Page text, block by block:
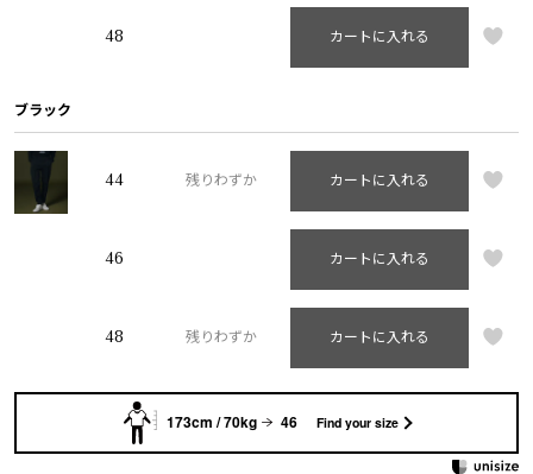
48 カートに入れる
ブラック
44 残りわずか カートに入れる
46 カートに入れる
48 残りわずか カートに入れる
173cm / 70kg 46 Find your size